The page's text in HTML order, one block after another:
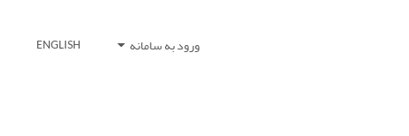
ورود به سامانه ENGLISH